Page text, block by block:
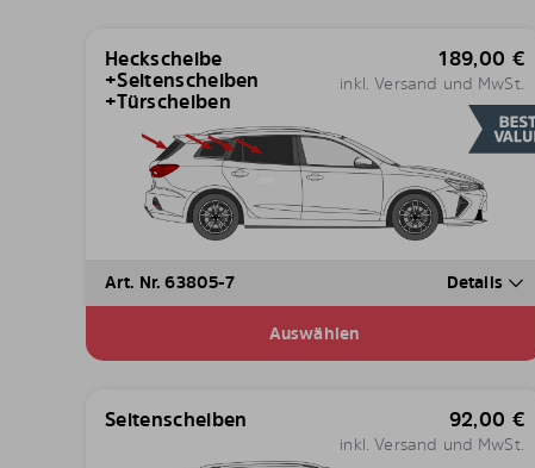
Heckscheibe
+Seitenscheiben
+Türscheiben
189,00 €
inkl. Versand und MwSt.
Art. Nr. 63805-7 Details
Auswählen
Seitenscheiben 92,00 €
inkl. Versand und MwSt.